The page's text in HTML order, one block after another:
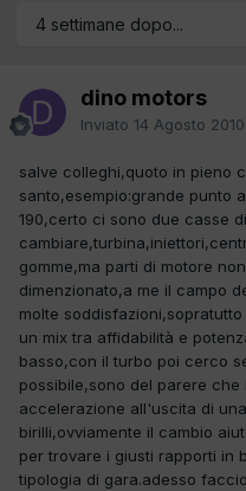
4 settimane dopo...
dino motors
Inviato 14 Agosto 2010
salve colleghi,quoto in pieno
santo,esempio:grande punto
190,certo ci sono due casse
gomme,ma parti di motore
dimenzionato,a me il campo
molte
un mix tra affidabilità e
basso,con il turbo poi cerco
possibile,sono del parere
accelerazione all'uscita di
birilli,ovviamente il cambio
per trovare i giusti rapporti in
tipologia di gara.adesso